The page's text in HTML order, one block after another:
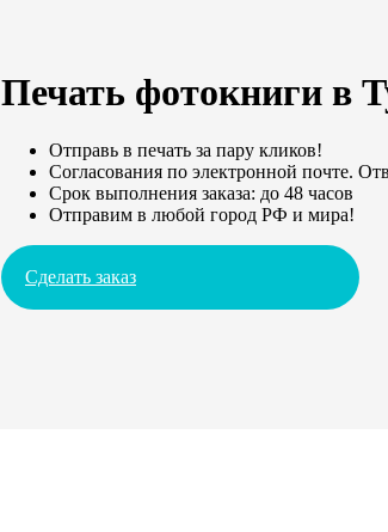
Печать фотокниги в
Отправь в печать за пару кликов!
Согласования по электронной почте.
Срок выполнения заказа: до 48 часов
Отправим в любой город РФ и мира!
Сделать заказ